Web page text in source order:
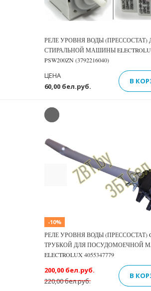
РЕЛЕ УРОВНЯ ВОДЫ (ПРЕССОСТАТ)
СТИРАЛЬНОЙ МАШИНЫ
PSW200ZN (3792216040)
60,00 бел.руб.
ЦЕНА
В
Previous
-10%
РЕЛЕ УРОВНЯ ВОДЫ (ПРЕССОСТАТ)
ТРУБКОЙ ДЛЯ ПОСУДОМОЕЧНОЙ
ELECTROLUX 4055347779
220,00 бел.руб.
200,00 бел.руб.
В